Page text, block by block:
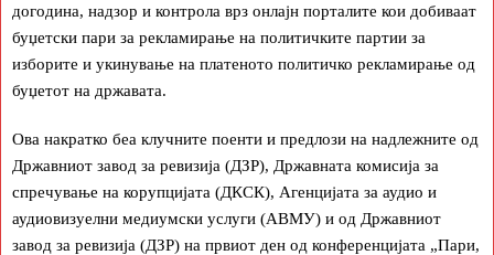
догодина, надзор и контрола врз онлајн порталите кои добиваат
буџетски пари за рекламирање на политичките партии за
изборите и укинување на платеното политичко рекламирање од
буџетот на државата.
Ова накратко беа клучните поенти и предлози на надлежните од
Државниот завод за ревизија (ДЗР), Државната комисија за
спречување на корупцијата (ДКСК), Агенцијата за аудио и
аудиовизуелни медиумски услуги (АВМУ) и од Државниот
завод за ревизија (ДЗР) на првиот ден од конференцијата „Пари,